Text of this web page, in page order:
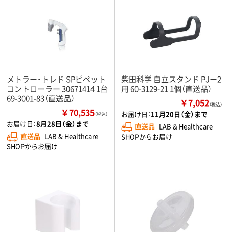
メトラー・トレド SPピペット
コントローラー 30671414 1台
69-3001-83（直送品）
￥70,535（税込）
お届け日：8月28日（金）まで
直送品 LAB & Healthcare
SHOPからお届け
柴田科学 自立スタンド PJー2
用 60-3129-21 1個（直送品）
￥7,052（税込）
お届け日：11月20日（金）まで
直送品 LAB & Healthcare
SHOPからお届け